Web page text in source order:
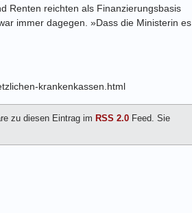
Renten reichten als Finanzierungsbasis
immer dagegen. »Dass die Ministerin es
krankenkassen.html
zu diesen Eintrag im RSS 2.0 Feed. Sie